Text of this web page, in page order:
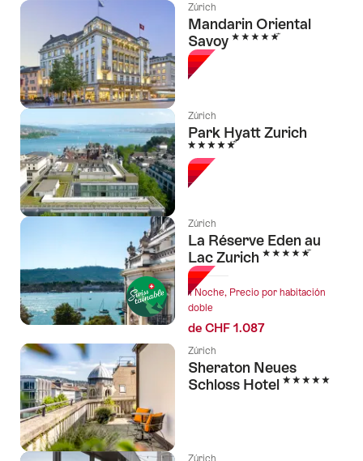
Zúrich
Mandarin Oriental
Savoy 5 Estrellas
Zúrich
Park Hyatt Zurich
5 Estrellas
Zúrich
La Réserve Eden au
Lac Zurich 5 Estrellas
1 Noche, Precio por habitación
doble
de CHF 1.087
Zúrich
Sheraton Neues
Schloss Hotel 5 Estrellas
Zúrich